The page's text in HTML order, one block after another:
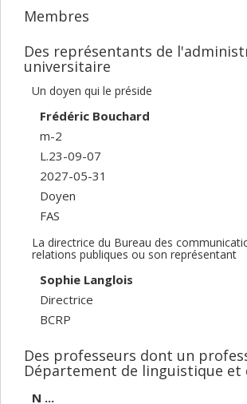
Membres
Des représentants de
universitaire
Un doyen qui le préside
Frédéric Bouchard
m-2
L.23-09-07
2027-05-31
Doyen
FAS
La directrice du Bureau des
relations publiques ou son représentant
Sophie Langlois
Directrice
BCRP
Des professeurs dont un
Département de linguistique
N ...